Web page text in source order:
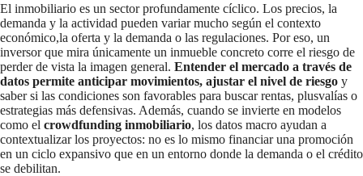
El inmobiliario es un sector profundamente cíclico. Los precios, la
demanda y la actividad pueden variar mucho según el contexto
económico,la oferta y la demanda o las regulaciones. Por eso, un
inversor que mira únicamente un inmueble concreto corre el riesgo de
perder de vista la imagen general. Entender el mercado a través de
datos permite anticipar movimientos, ajustar el nivel de riesgo y
saber si las condiciones son favorables para buscar rentas, plusvalías o
estrategias más defensivas. Además, cuando se invierte en modelos
como el crowdfunding inmobiliario, los datos macro ayudan a
contextualizar los proyectos: no es lo mismo financiar una promoción
en un ciclo expansivo que en un entorno donde la demanda o el crédito
se debilitan.